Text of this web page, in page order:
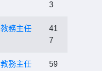
3
教務主任
41
7
教務主任
59